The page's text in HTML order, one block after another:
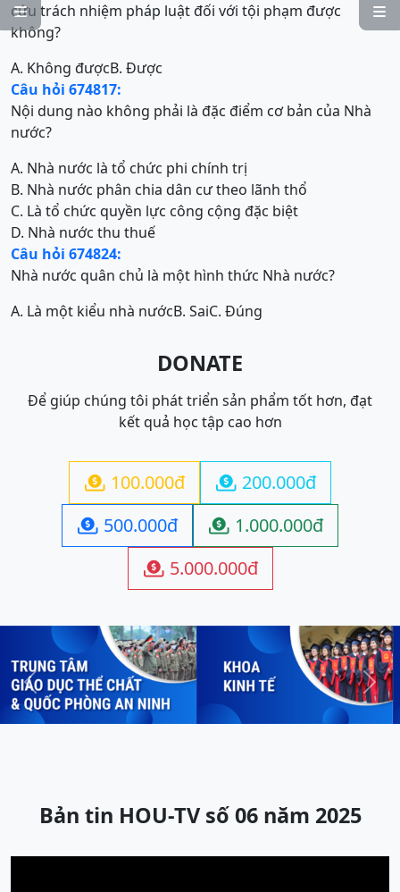


cứu trách nhiệm pháp luật đối với tội phạm được
không?
A. Không đượcB. Được
Câu hỏi 674817:
Nội dung nào không phải là đặc điểm cơ bản của Nhà
nước?
A. Nhà nước là tổ chức phi chính trị
B. Nhà nước phân chia dân cư theo lãnh thổ
C. Là tổ chức quyền lực công cộng đặc biệt
D. Nhà nước thu thuế
Câu hỏi 674824:
Nhà nước quân chủ là một hình thức Nhà nước?
A. Là một kiểu nhà nướcB. SaiC. Đúng
DONATE
Để giúp chúng tôi phát triển sản phẩm tốt hơn, đạt
kết quả học tập cao hơn
 100.000đ  200.000đ
 500.000đ  1.000.000đ
 5.000.000đ
Previous Next
Bản tin HOU-TV số 06 năm 2025